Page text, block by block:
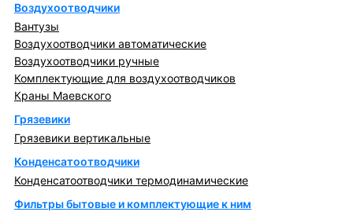
Воздухоотводчики
Вантузы
Воздухоотводчики автоматические
Воздухоотводчики ручные
Комплектующие для воздухоотводчиков
Краны Маевского
Грязевики
Грязевики вертикальные
Конденсатоотводчики
Конденсатоотводчики термодинамические
Фильтры бытовые и комплектующие к ним